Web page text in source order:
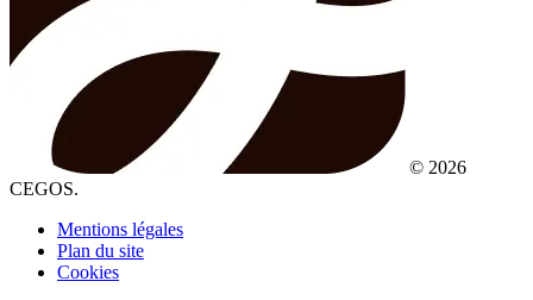
© 2026
CEGOS.
Mentions légales
Plan du site
Cookies